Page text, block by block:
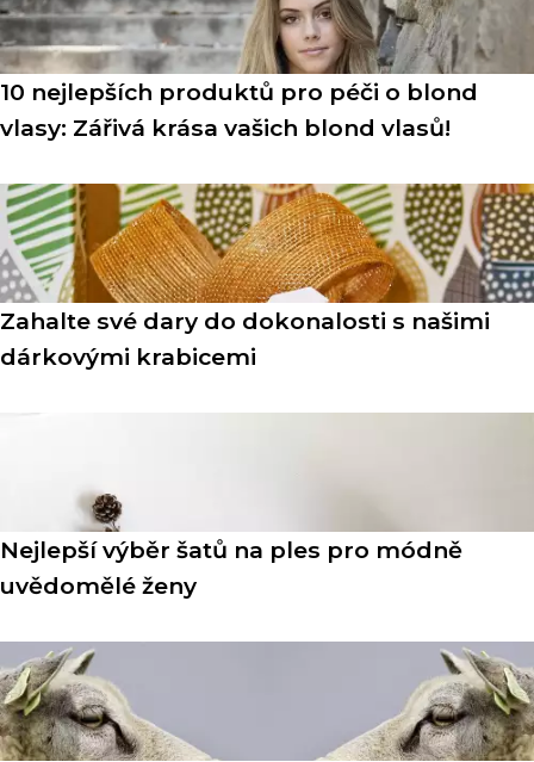
10 nejlepších produktů pro péči o blond
vlasy: Zářivá krása vašich blond vlasů!
Zahalte své dary do dokonalosti s našimi
dárkovými krabicemi
Nejlepší výběr šatů na ples pro módně
uvědomělé ženy